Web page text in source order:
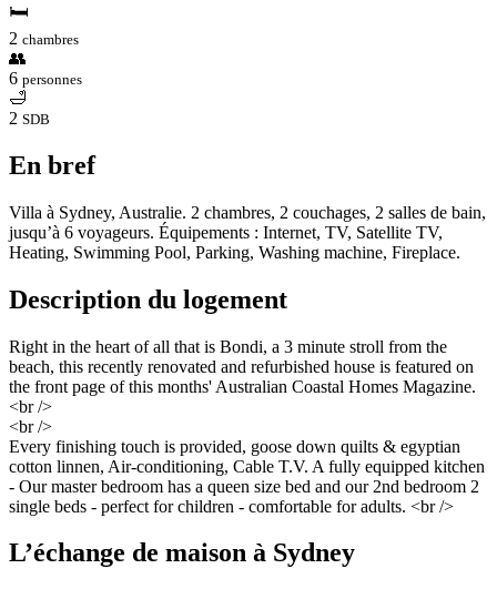
🛏
2 chambres
👥
6 personnes
🛁
2 SDB
En bref
Villa à Sydney, Australie. 2 chambres, 2 couchages, 2 salles de bain,
jusqu’à 6 voyageurs. Équipements : Internet, TV, Satellite TV,
Heating, Swimming Pool, Parking, Washing machine, Fireplace.
Description du logement
Right in the heart of all that is Bondi, a 3 minute stroll from the
beach, this recently renovated and refurbished house is featured on
the front page of this months' Australian Coastal Homes Magazine.
<br />
<br />
Every finishing touch is provided, goose down quilts & egyptian
cotton linnen, Air-conditioning, Cable T.V. A fully equipped kitchen
- Our master bedroom has a queen size bed and our 2nd bedroom 2
single beds - perfect for children - comfortable for adults. <br />
L’échange de maison à Sydney